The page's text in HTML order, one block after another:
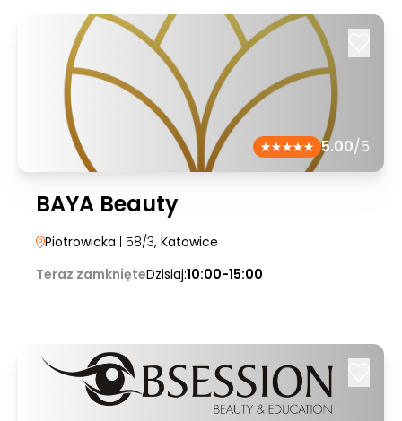
5.00/5
BAYA Beauty
Piotrowicka | 58/3, Katowice
Teraz zamknięteDzisiaj:10:00-15:00